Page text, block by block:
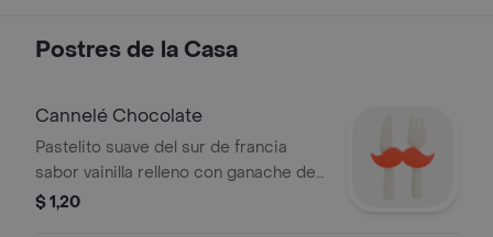
Postres de la Casa
Cannelé Chocolate
Pastelito suave del sur de francia
sabor vainilla relleno con ganache de
chocolate
$ 1,20